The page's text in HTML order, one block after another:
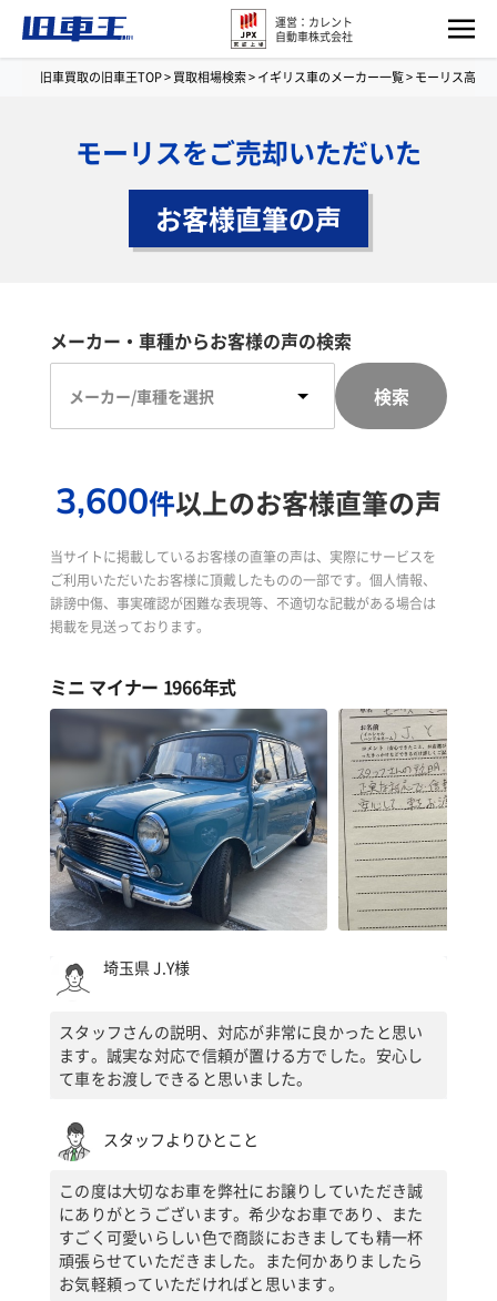
運営：カレント
自動車株式会社
旧車買取の旧車王TOP>買取相場検索>イギリス車のメーカー一覧>モーリス高価
モーリスをご売却いただいた
お客様直筆の声
メーカー・車種からお客様の声の検索
メーカー/車種を選択 検索
3,600件以上のお客様直筆の声
当サイトに掲載しているお客様の直筆の声は、実際にサービスを
ご利用いただいたお客様に頂戴したものの一部です。個人情報、
誹謗中傷、事実確認が困難な表現等、不適切な記載がある場合は
掲載を見送っております。
ミニ マイナー 1966年式
埼玉県 J.Y様
スタッフさんの説明、対応が非常に良かったと思い
ます。誠実な対応で信頼が置ける方でした。安心し
て車をお渡しできると思いました。
スタッフよりひとこと
この度は大切なお車を弊社にお譲りしていただき誠
にありがとうございます。希少なお車であり、また
すごく可愛いらしい色で商談におきましても精一杯
頑張らせていただきました。また何かありましたら
お気軽頼っていただければと思います。